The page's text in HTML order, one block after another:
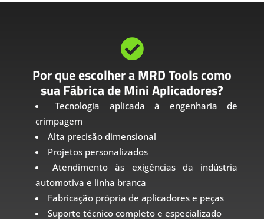

Por que escolher a MRD Tools como
sua Fábrica de Mini Aplicadores?
Tecnologia aplicada à engenharia de
crimpagem
Alta precisão dimensional
Projetos personalizados
Atendimento às exigências da indústria
automotiva e linha branca
Fabricação própria de aplicadores e peças
Suporte técnico completo e especializado